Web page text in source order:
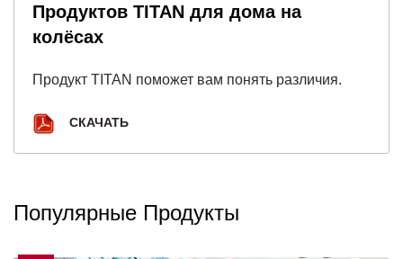
Продуктов TITAN для дома на
колёсах
Продукт TITAN поможет вам понять различия.
СКАЧАТЬ
Популярные Продукты